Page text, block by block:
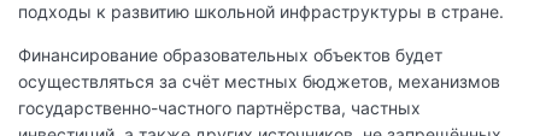
подходы к развитию школьной инфраструктуры в стране.
Финансирование образовательных объектов будет
осуществляться за счёт местных бюджетов, механизмов
государственно-частного партнёрства, частных